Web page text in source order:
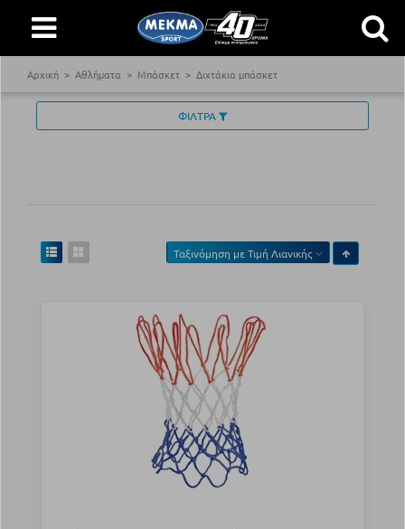
Αρχική Αθλήματα Μπάσκετ Διχτάκια μπάσκετ
ΦΙΛΤΡΑ
Ταξινόμηση μεΤιμή Λιανικής